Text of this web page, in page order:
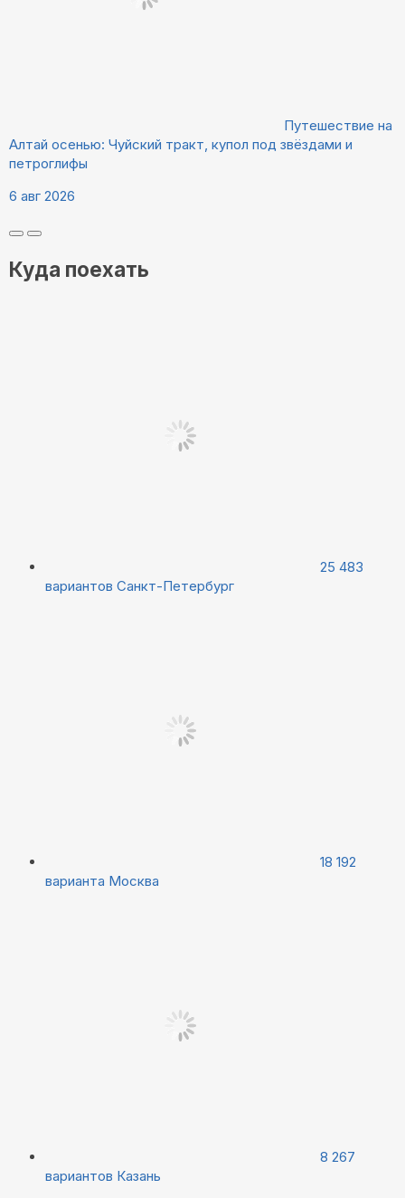
Путешествие на
Алтай осенью: Чуйский тракт, купол под звёздами и
петроглифы
6 авг 2026
Куда поехать
25 483
вариантов Санкт-Петербург
18 192
варианта Москва
8 267
вариантов Казань